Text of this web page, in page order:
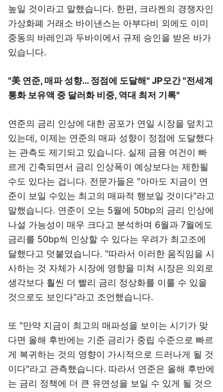
높일 것이라고 말했습니다. 한편, 크라켄의 경쟁자인
가상화폐 거래소 바이낸스는 아부다비 외에도 이미
중동의 바레인과 두바이에서 규제 승인을 받은 바가
있습니다.
"美 연준, 매파 성향… 정점에 도달해" JP모간 "전세계
통화 보유액 중 달러화 비중, 역대 최저 기록"
연준의 금리 인상에 대한 공포가 연일 시장을 덮치고
있는데, 이제는 연준의 매파 성향이 정점에 도달했다
는 관측도 제기되고 있습니다. 실제 금융 여건이 빠
르게 긴축되면서 금리 인상폭이 예상보다는 제한될
수도 있다는 겁니다. 전문가들은 "아마도 지금이 연
준이 보일 수있는 최고의 매파적 행보일 것이다"라고
말했습니다. 연준이 오는 5월에 50bp의 금리 인상에
나설 가능성이 매우 크다고 분석하며 6월과 7월에도
금리를 50bp씩 인상할 수 있다는 우려가 최고조에
달했다고 덧붙였습니다. "따라서 이러한 움직임을 시
사하는 것 자체가 시장에 영향을 미쳐 시장은 의외로
생각보다 훨씬 더 빨리 금리 정상화를 이룰 수 있을
것으로도 보인다"라고 조언했습니다.
또 "만약 지금이 최고의 매파성을 보이는 시기가 맞
다면 올해 후반에는 기준 금리가 중립 수준으로 빠르
게 복귀하는 것의 영향이 가시적으로 드러나게 될 것
이다"라고 관측했습니다. 따라서 연준은 올해 후반에
는 금리 정책에 더 큰 유연성을 보일 수 있게 될 것으